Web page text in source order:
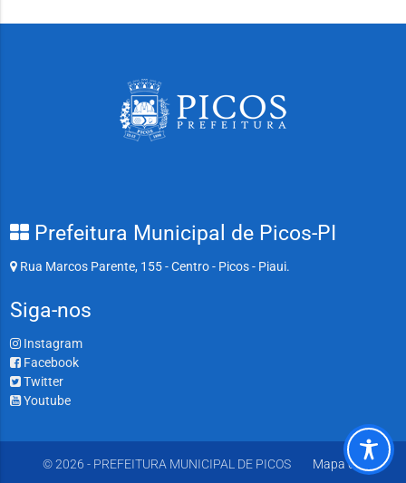
Prefeitura Municipal de Picos-PI
Rua Marcos Parente, 155 - Centro - Picos - Piaui.
Siga-nos
Instagram
Facebook
Twitter
Youtube
© 2026 - PREFEITURA MUNICIPAL DE PICOS Mapa do Site